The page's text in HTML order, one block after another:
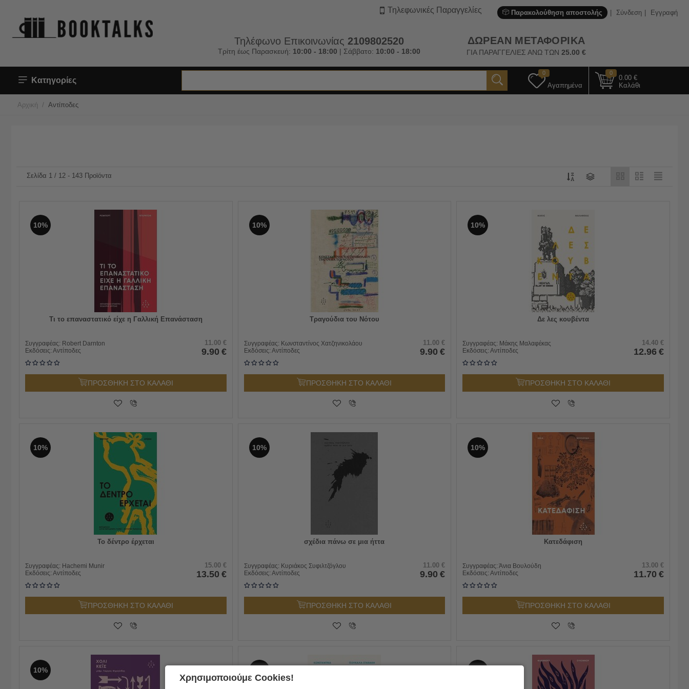
Παρακολούθηση αποστολής Σύνδεση Εγγραφή
Τηλεφωνικές Παραγγελίες
Τηλέφωνο Επικοινωνίας 2109802520
Τρίτη έως Παρασκευή: 10:00 - 18:00 | Σάββατο: 10:00 - 18:00
ΔΩΡΕΑΝ ΜΕΤΑΦΟΡΙΚΑ
ΓΙΑ ΠΑΡΑΓΓΕΛΙΕΣ ΑΝΩ ΤΩΝ25.00 €
Κατηγορίες
0
Αγαπημένα
0
0.00 €
Καλάθι
Αρχική / Αντίποδες
Σελίδα 1 / 12 - 143 Προϊόντα
10%
Τι το επαναστατικό είχε η Γαλλική Επανάσταση
Συγγραφέας: Robert Darnton
Εκδόσεις: Αντίποδες
11.00 €
9.90 €
ΠΡΟΣΘΗΚΗ ΣΤΟ ΚΑΛΑΘΙ
10%
Τραγούδια του Νότου
Συγγραφέας: Κωνσταντίνος Χατζηνικολάου
Εκδόσεις: Αντίποδες
11.00 €
9.90 €
ΠΡΟΣΘΗΚΗ ΣΤΟ ΚΑΛΑΘΙ
10%
Δε λες κουβέντα
Συγγραφέας: Μάκης Μαλαφέκας
Εκδόσεις:Αντίποδες
14.40 €
12.96 €
ΠΡΟΣΘΗΚΗ ΣΤΟ ΚΑΛΑΘΙ
10%
Το δέντρο έρχεται
Συγγραφέας: Hachemi Munir
Εκδόσεις: Αντίποδες
15.00 €
13.50 €
ΠΡΟΣΘΗΚΗ ΣΤΟ ΚΑΛΑΘΙ
10%
σχέδια πάνω σε μια ήττα
Συγγραφέας: Κυριάκος Συφιλτζόγλου
Εκδόσεις: Αντίποδες
11.00 €
9.90 €
ΠΡΟΣΘΗΚΗ ΣΤΟ ΚΑΛΑΘΙ
10%
Κατεδάφιση
Συγγραφέας:Άνια Βουλούδη
Εκδόσεις:Αντίποδες
13.00 €
11.70 €
ΠΡΟΣΘΗΚΗ ΣΤΟ ΚΑΛΑΘΙ
10%
Χρησιμοποιούμε Cookies!